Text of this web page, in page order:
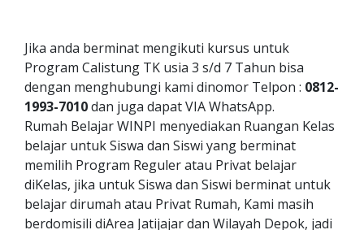
Jika anda berminat mengikuti kursus untuk
Program Calistung TK usia 3 s/d 7 Tahun bisa
dengan menghubungi kami dinomor Telpon : 0812-
1993-7010dan juga dapat VIA WhatsApp.
Rumah Belajar WINPI menyediakan Ruangan Kelas
belajar untuk Siswa dan Siswi yang berminat
memilih Program Reguler atau Privat belajar
diKelas, jika untuk Siswa dan Siswi berminat untuk
belajar dirumah atau Privat Rumah, Kami masih
berdomisili diArea Jatijajar dan Wilayah Depok, jadi